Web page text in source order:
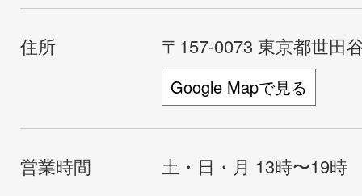
住所 〒157-0073 東京都世田
Google Mapで見る
営業時間 土・日・月 13時〜19時